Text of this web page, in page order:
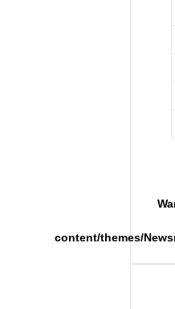
content/themes/